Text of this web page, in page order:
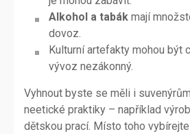
Alkohol a tabák mají
dovoz.
Kulturní artefakty mohou být
vývoz nezákonný.
Vyhnout byste se měli i
neetické praktiky – například
dětskou prací. Místo toho